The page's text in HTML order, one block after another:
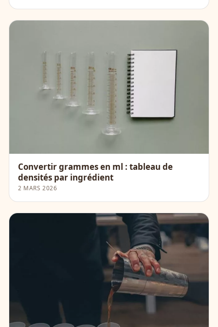
Convertir grammes en ml : tableau de
densités par ingrédient
2 MARS 2026